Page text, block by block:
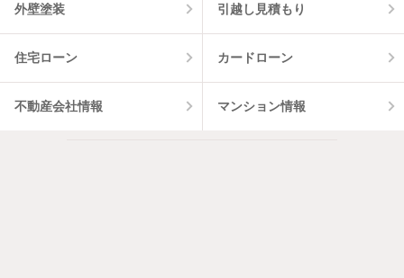
外壁塗装 引越し見積もり
住宅ローン カードローン
不動産会社情報 マンション情報